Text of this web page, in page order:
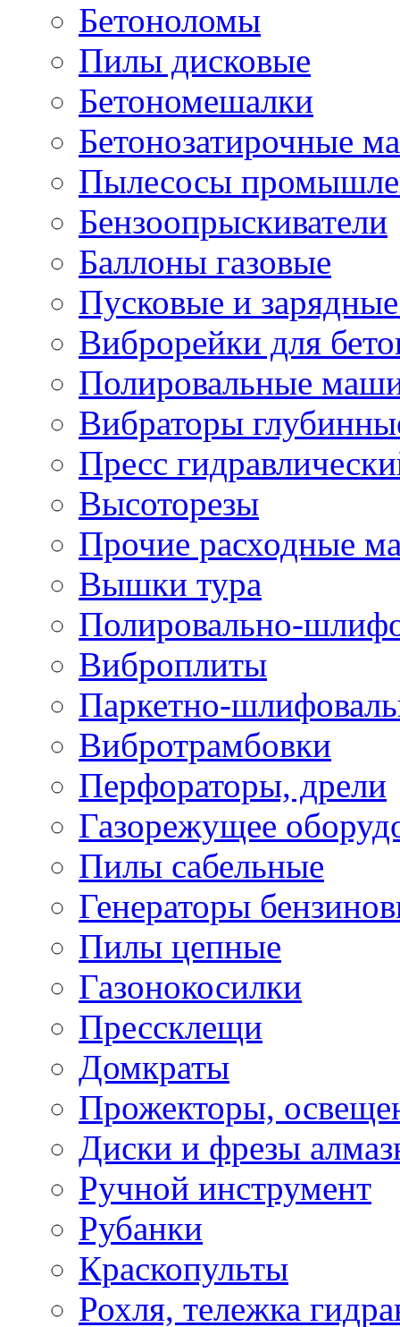
Бетоноломы
Пилы дисковые
Бетономешалки
Бетонозатирочные
Пылесосы
Бензоопрыскиватели
Баллоны газовые
Пусковые и
Виброрейки для
Полировальные
Вибраторы
Пресс
Высоторезы
Прочие расходные
Вышки тура
Полировально-
Виброплиты
Паркетно-
Вибротрамбовки
Перфораторы, дрели
Газорежущее
Пилы сабельные
Генераторы
Пилы цепные
Газонокосилки
Прессклещи
Домкраты
Прожекторы,
Диски и фрезы
Ручной инструмент
Рубанки
Краскопульты
Рохля, тележка